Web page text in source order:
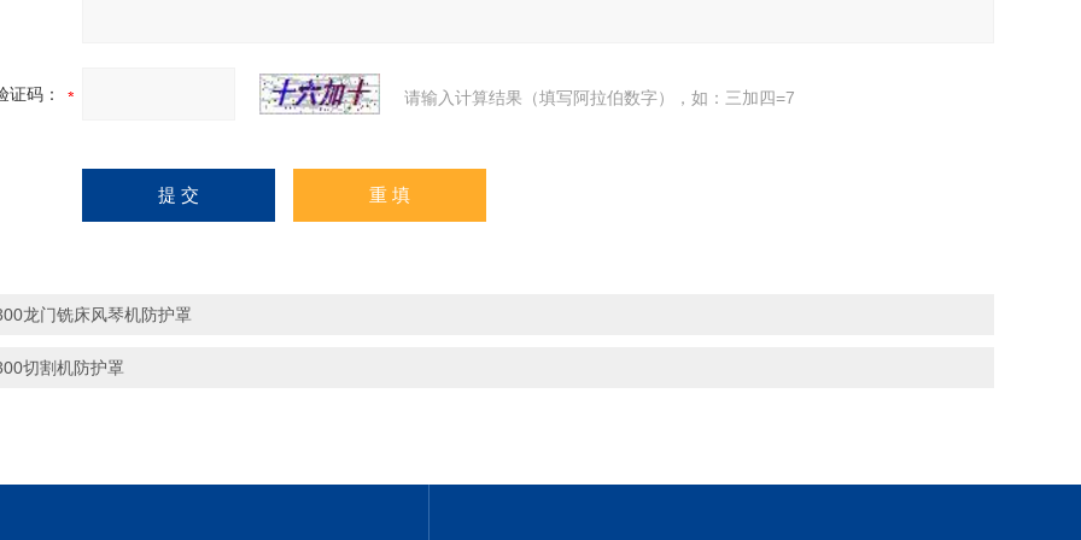
证码： 请输入计算结果（填写阿拉伯数字），如：三加四=7
龙门铣床风琴机防护罩
切割机防护罩